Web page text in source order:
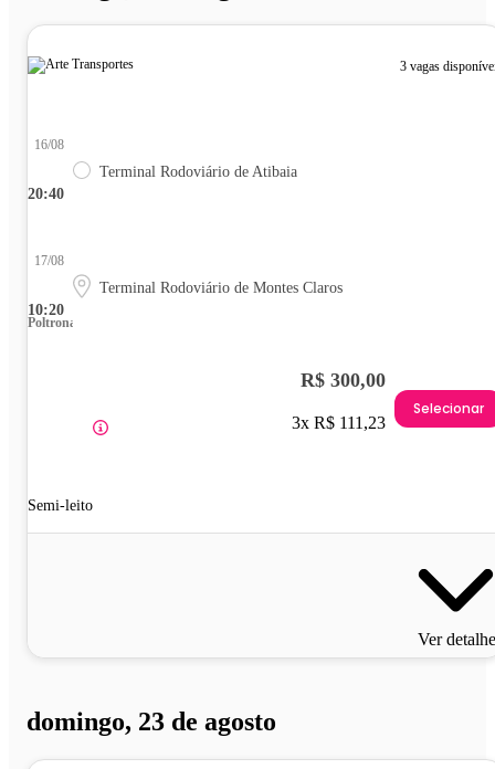
3 vagas
20:40
16/08
Terminal Rodoviário de Atibaia
10:20
17/08
Terminal Rodoviário de Montes Claros
Poltrona
Semi-leito
R$ 300,00
3x R$ 111,23
Selecionar
Ver
domingo, 23 de agosto